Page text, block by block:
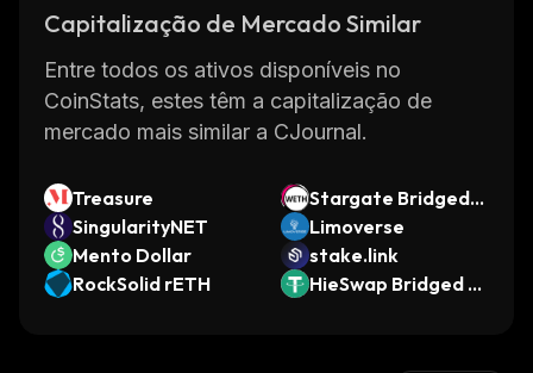
Capitalização de Mercado Similar
Entre todos os ativos disponíveis no
CoinStats, estes têm a capitalização de
mercado mais similar a CJournal.
Treasure
Stargate Bridged
WETH
SingularityNET
Limoverse
Mento Dollar
stake.link
RockSolid rETH
HieSwap Bridged U